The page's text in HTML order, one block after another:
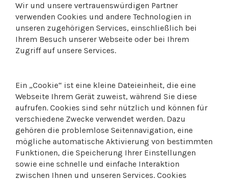
Wir und unsere vertrauenswürdigen Partner
verwenden Cookies und andere Technologien in
unseren zugehörigen Services, einschließlich bei
Ihrem Besuch unserer Webseite oder bei Ihrem
Zugriff auf unsere Services.
Ein „Cookie“ ist eine kleine Dateieinheit, die eine
Webseite Ihrem Gerät zuweist, während Sie diese
aufrufen. Cookies sind sehr nützlich und können für
verschiedene Zwecke verwendet werden. Dazu
gehören die problemlose Seitennavigation, eine
mögliche automatische Aktivierung von bestimmten
Funktionen, die Speicherung Ihrer Einstellungen
sowie eine schnelle und einfache Interaktion
zwischen Ihnen und unseren Services. Cookies